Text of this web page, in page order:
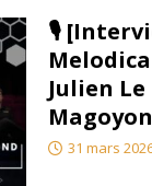
🎙
Julien
31 mars